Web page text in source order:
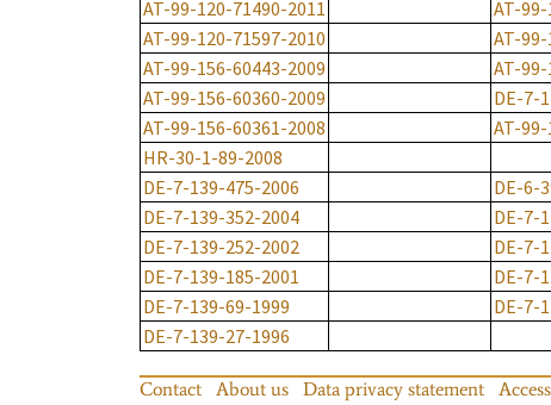
AT-99-120-71490-2011
AT-
AT-99-120-71597-2010
AT-
AT-99-156-60443-2009
AT-
AT-99-156-60360-2009
DE-7-
AT-99-156-60361-2008
AT-
HR-30-1-89-2008
DE-7-139-475-2006
DE-6-
DE-7-139-352-2004
DE-7-
DE-7-139-252-2002
DE-7-
DE-7-139-185-2001
DE-7-
DE-7-139-69-1999
DE-7-
DE-7-139-27-1996
Contact About us Data privacy statement